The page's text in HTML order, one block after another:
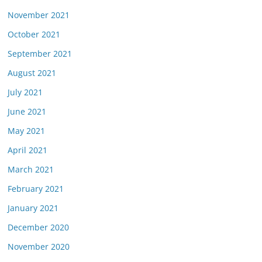
November 2021
October 2021
September 2021
August 2021
July 2021
June 2021
May 2021
April 2021
March 2021
February 2021
January 2021
December 2020
November 2020